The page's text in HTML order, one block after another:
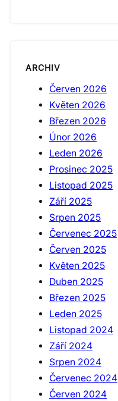
ARCHIV
Červen 2026
Květen 2026
Březen 2026
Únor 2026
Leden 2026
Prosinec 2025
Listopad 2025
Září 2025
Srpen 2025
Červenec 2025
Červen 2025
Květen 2025
Duben 2025
Březen 2025
Leden 2025
Listopad 2024
Září 2024
Srpen 2024
Červenec 2024
Červen 2024